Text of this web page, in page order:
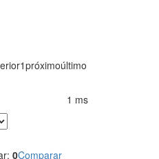
1próximoúltimo
1 ms
0Comparar